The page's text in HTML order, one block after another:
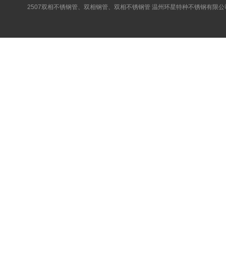
2507双相不锈钢管、双相钢管、双相不锈钢管 温州环星特种不锈钢有限